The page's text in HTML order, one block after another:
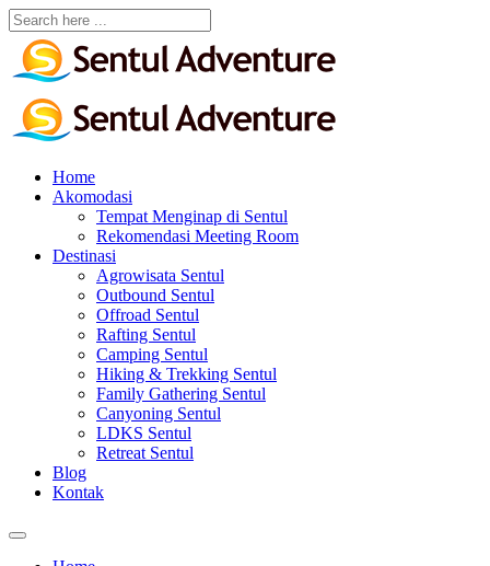
Home
Akomodasi
Tempat Menginap di Sentul
Rekomendasi Meeting Room
Destinasi
Agrowisata Sentul
Outbound Sentul
Offroad Sentul
Rafting Sentul
Camping Sentul
Hiking & Trekking Sentul
Family Gathering Sentul
Canyoning Sentul
LDKS Sentul
Retreat Sentul
Blog
Kontak